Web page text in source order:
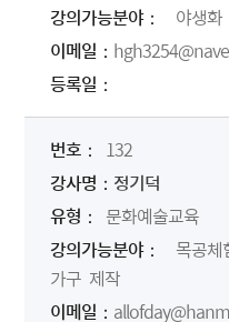
야생화
132
정기덕
문화예술교육
목공체
가구 제작